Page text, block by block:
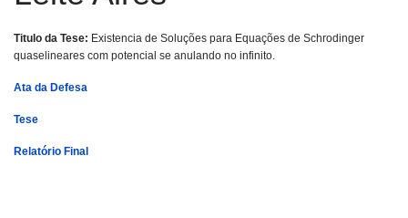
Titulo da Tese: Existencia de Soluções para Equações de Schrodinger
quaselineares com potencial se anulando no infinito.
Ata da Defesa
Tese
Relatório Final